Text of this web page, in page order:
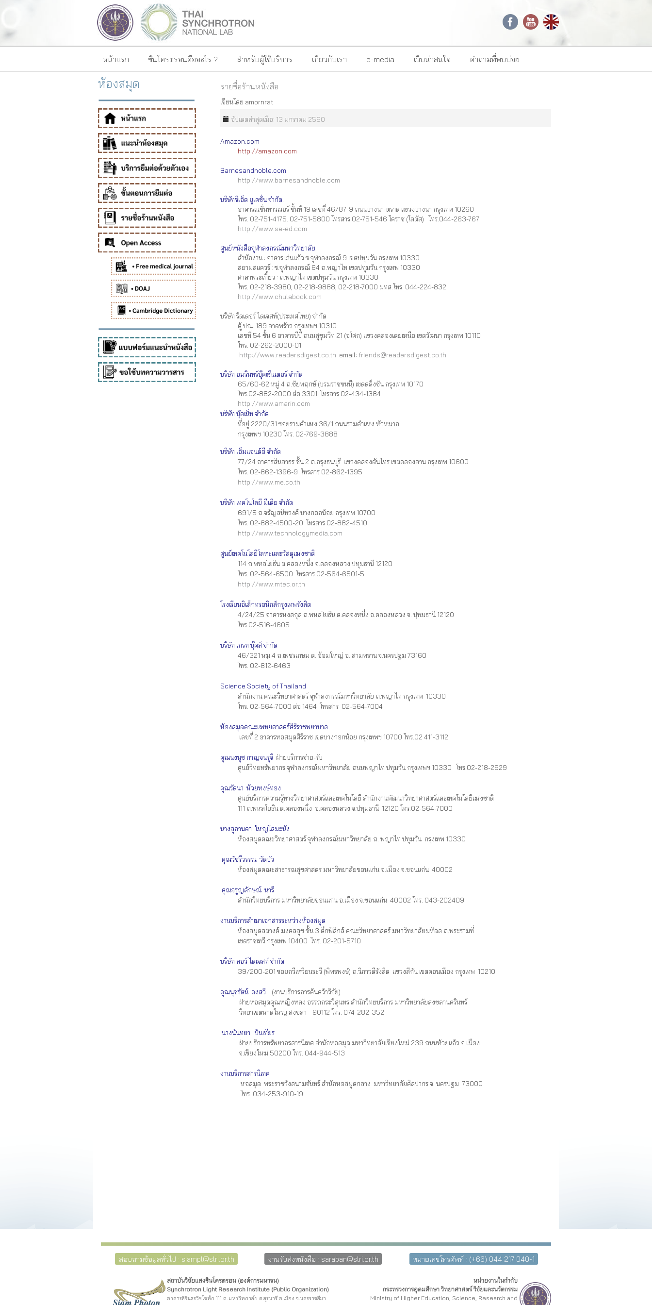
หน้าแรก ซินโครตรอนคืออะไร ? สำหรับผู้ใช้บริการ เกี่ยวกับเรา e-media เว็บน่าสนใจ คำถามที่พบบ่อย
รายชื่อร้านหนังสือ
เขียนโดย amornrat
อัปเดตล่าสุดเมื่อ: 13 มกราคม 2560
Amazon.com
http://amazon.com
Barnesandnoble.com
http://www.barnesandnoble.com
บริษัทซีเอ็ด ยูเคชั่น จำกัด.
อาคารเนชั่นทาวเวอร์ ชั้นที่ 19 เลขที่ 46/87-9 ถนนบางนา-ตราด แขวงบางนา กรุงเทพ 10260
โทร. 02-751-4175. 02-751-5800 โทรสาร 02-751-546 โคราช (โลตัส) โทร.044-263-767
http://www.se-ed.com
ศูนย์หนังสือจุฬาลงกรณ์มหาวิทยาลัย
สำนักงาน : อาคารแว่นแก้ว ซ.จุฬาลงกรณ์ 9 เขตปทุมวัน กรุงเทพ 10330
สยามสแควร์ : ซ.จุฬาลงกรณ์ 64 ถ.พญาไท เขตปทุมวัน กรุงเทพ 10330
ศาลาพระเกี้ยว : ถ.พญาไท เขตปทุมวัน กรุงเทพ 10330
โทร. 02-218-3980, 02-218-9888, 02-218-7000 มทส.โทร. 044-224-832
http://www.chulabook.com
บริษัท รีดเดอร์ ไดเจสท์(ประเทศไทย) จำกัด
ตู้ ปณ. 189 ลาดพร้าว กรุงเทพฯ 10310
เลขที่ 54 ชั้น 6 อาคารบีบี ถนนสุขุมวิท 21 (อโศก) แขวงคลองเตยเหนือ เขตวัฒนา กรุงเทพ 10110
โทร. 02-262-2000-01
http://www.readersdigest.co.th email: friends@readersdigest.co.th
บริษัท อมรินทร์บุ๊คเซ็นเตอร์ จำกัด
65/60-62 หมู่ 4 ถ.ชัยพฤกษ์ (บรมราชชนนี) เขตตลิ่งชัน กรุงเทพ 10170
โทร.02-882-2000 ต่อ 3301 โทรสาร 02-434-1384
http://www.amarin.com
บริษัท บุ๊คเน็ท จำกัด
ที่อยู่ 2220/31 ซอยรามคำแหง 36/1 ถนนรามคำแหง หัวหมาก
กรุงเทพฯ 10230 โทร. 02-769-3888
บริษัท เอ็มแอนด์อี จำกัด
77/24 อาคารสินสาธร ชั้น 2 ถ.กรุงธนบุรี แขวงคลองตันไทร เขตคลองสาน กรุงเทพ 10600
โทร. 02-862-1396-9 โทรสาร 02-862-1395
http://www.me.co.th
บริษัท เทคโนโลยี มีเดีย จำกัด
691/5 ถ.จรัญสนิทวงศ์ บางกอกน้อย กรุงเทพ 10700
โทร. 02-882-4500-20 โทรสาร 02-882-4510
http://www.technologymedia.com
ศูนย์เทคโนโลยีโลหะและวัสดุแห่งชาติ
114 ถ.พหลโยธิน ต.คลองหนึ่ง อ.คลองหลวง ปทุมธานี 12120
โทร. 02-564-6500 โทรสาร 02-564-6501-5
http://www.mtec.or.th
โรงเรียนอิเล็กทรอนิกส์กรุงเทพรังสิต
4/24/25 อาคารหงสกุล ถ.พหลโยธิน ต.คลองหนึ่ง อ.คลองหลวง จ. ปุทมธานี 12120
โทร.02-516-4605
บริษัท เกรท บุ๊คส์ จำกัด
46/321 หมู่ 4 ถ.เพชรเกษม ต. อ้อมใหญ่ อ. สามพราน จ.นครปฐม 73160
โทร. 02-812-6463
Science Society of Thailand
สำนักงาน คณะวิทยาศาสตร์ จุฬาลงกรณ์มหาวิทยาลัย ถ.พญาไท กรุงเทพ 10330
โทร. 02-564-7000 ต่อ 1464 โทรสาร 02-564-7004
ห้องสมุดคณะแพทยศาสตร์ศิริราชพยาบาล
เลขที่ 2 อาคารหอสมุดศิริราช เขตบางกอกน้อย กรุงเทพฯ 10700 โทร.02 411-3112
คุณนงนุช กาญจนรุจี ฝ่ายบริการจ่าย-รับ
ศูนย์วิทยทรัพยากร จุฬาลงกรณ์มหาวิทยาลัย ถนนพญาไท ปทุมวัน กรุงเทพฯ 10330 โทร.02-218-2929
คุณรัตนา ห้วยหงษ์ทอง
ศูนย์บริการความรู้ทางวิทยาศาสตร์และเทคโนโลยี สำนักงานพัฒนาวิทยาศาสตร์และเทคโนโลยีแห่งชาติ
111 ถ.พหลโยธิน ต.คลองหนึ่ง อ.คลองหลวง จ.ปทุมธานี 12120 โทร.02-564-7000
นางสุกานดา ใหญ่โสมะนัง
ห้องสมุดคณะวิทยาศาสตร์ จุฬาลงกรณ์มหาวิทยาลัย ถ. พญาไท ปทุมวัน กรุงเทพ 10330
คุณวัชรีวรรณ วัดบัว
ห้องสมุดคณะสาธารณสุขศาสตร มหาวิทยาลัยขอนแก่น อ.เมือง จ.ขอนแก่น 40002
คุณจรูญลักษณ์ นารี
สำนักวิทยบริการ มหาวิทยาลัยขอนแก่น อ.เมือง จ.ขอนแก่น 40002 โทร. 043-202409
งานบริการสำเนาเอกสารระหว่างห้องสมุด
ห้องสมุดสตางค์ มงคลสุข ชั้น 3 ตึกฟิสิกส์ คณะวิทยาศาสตร์ มหาวิทยาลัยมหิดล ถ.พระรามที่
เขตราชเทวี กรุงเทพ 10400 โทร. 02-201-5710
บริษัท ลอว์ ไดเจสท์ จำกัด
39/200-201 ซอยกวีเหวียนระวี (พิพรพงษ์) ถ.วิภาวดีรังสิต แขวงสีกัน เขตคอนเมือง กรุงเทพ 10210
คุณนุชรัตน์ คงสวี
(งานบริการการค้นคว้าวิจัย)
ฝ่ายหอสมุดคุณหญิงหลง อรรถกระวีสุนทร สำนักวิทยบริการ มหาวิทยาลัยสงขลานครินทร์
วิทยาเขตหาดใหญ่ สงขลา 90112 โทร. 074-282-352
นางนันทยา ปันเทียร
ฝ่ายบริการทรัพยากรสารนิเทศ สำนักหอสมุด มหาวิทยาลัยเชียงใหม่ 239 ถนนห้วยแก้ว อ.เมือง
จ.เชียงใหม่ 50200 โทร. 044-944-513
งานบริการสารนิเทศ
หอสมุด พระราชวังสนามจันทร์ สำนักหอสมุดกลาง มหาวิทยาลัยศิลปากร จ. นครปฐม 73000
โทร. 034-253-910-19
ห้องสมุด
สอบถามข้อมูลทั่วไป : siampl@slri.or.th งานรับส่งหนังสือ : saraban@slri.or.th หมายเลขโทรศัพท์ : (+66) 044 217 040-1
สถาบันวิจัยแสงซินโครตรอน (องค์การมหาชน)
Synchrotron Light Research Institute (Public Organization)
อาคารสิรินธรวิชโชทัย 111 ถ. มหาวิทยาลัย ต.สุรนารี อ.เมือง จ.นครราชสีมา
หน่วยงานในกำกับ
กระทรวงการอุดมศึกษา วิทยาศาสตร์ วิจัยและนวัตกรรม
Ministry of Higher Education, Science, Research and